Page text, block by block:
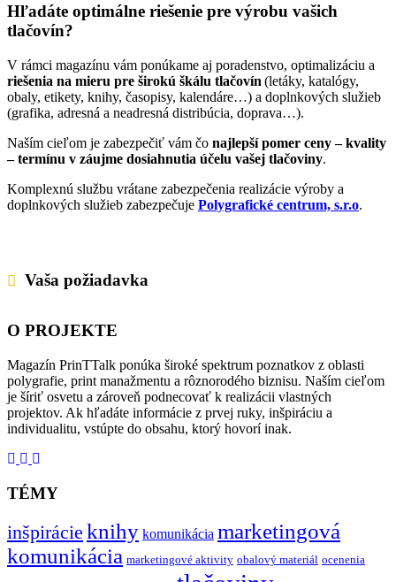
Hľadáte optimálne riešenie pre výrobu vašich
tlačovín?
V rámci magazínu vám ponúkame aj poradenstvo, optimalizáciu a
riešenia na mieru pre širokú škálu tlačovín (letáky, katalógy,
obaly, etikety, knihy, časopisy, kalendáre…) a doplnkových služieb
(grafika, adresná a neadresná distribúcia, doprava…).
Naším cieľom je zabezpečiť vám čo najlepší pomer ceny – kvality
– termínu v záujme dosiahnutia účelu vašej tlačoviny.
Komplexnú službu vrátane zabezpečenia realizácie výroby a
doplnkových služieb zabezpečuje Polygrafické centrum, s.r.o.
Vaša požiadavka
O PROJEKTE
Magazín PrinTTalk ponúka široké spektrum poznatkov z oblasti
polygrafie, print manažmentu a rôznorodého biznisu. Naším cieľom
je šíriť osvetu a zároveň podnecovať k realizácii vlastných
projektov. Ak hľadáte informácie z prvej ruky, inšpiráciu a
individualitu, vstúpte do obsahu, ktorý hovorí inak.
TÉMY
inšpirácie knihy komunikácia marketingová
komunikácia marketingové aktivity obalový materiál ocenenia